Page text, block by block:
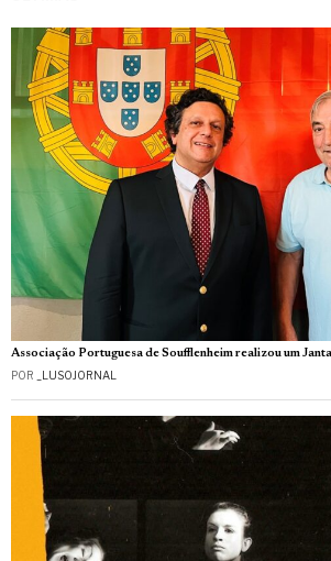
Associação Portuguesa de Soufflenheim realizou um
POR _LUSOJORNAL